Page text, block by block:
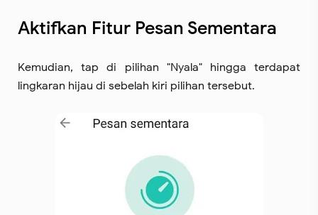
Aktifkan Fitur Pesan Sementara
Kemudian, tap di pilihan "Nyala" hingga terdapat
lingkaran hijau di sebelah kiri pilihan tersebut.